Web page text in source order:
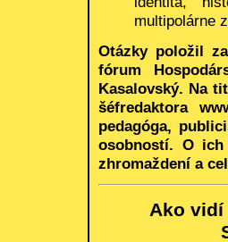
multipolárne
Otázky položil
fórum
Kasalovský. Na
šéfredaktora
pedagóga,
osobností. O
zhromaždení a
Ako vidí